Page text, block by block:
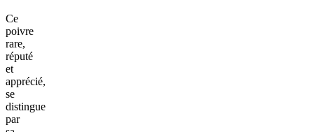
Ce
poivre
rare,
réputé
et
apprécié,
se
distingue
par